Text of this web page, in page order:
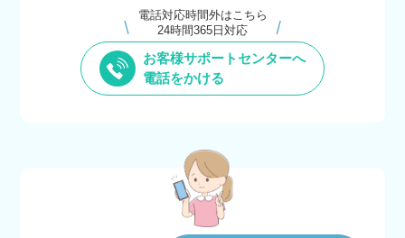
電話対応時間外はこちら
24時間365日対応
お客様サポートセンターへ
電話をかける